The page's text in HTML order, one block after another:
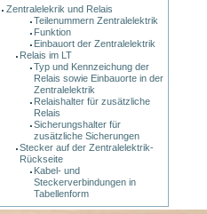
Zentralelekrik und Relais
Teilenummern Zentralelektrik
Funktion
Einbauort der Zentralelektrik
Relais im LT
Typ und Kennzeichung der
Relais sowie Einbauorte in der
Zentralelektrik
Relaishalter für zusätzliche
Relais
Sicherungshalter für
zusätzliche Sicherungen
Stecker auf der Zentralelektrik-
Rückseite
Kabel- und
Steckerverbindungen in
Tabellenform